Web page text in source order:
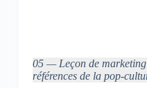
05 — Leçon de marketing
références de la pop-